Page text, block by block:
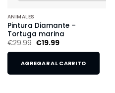
ANIMALES
Pintura Diamante –
Tortuga marina
€29.99 €19.99
AGREGAR AL CARRITO